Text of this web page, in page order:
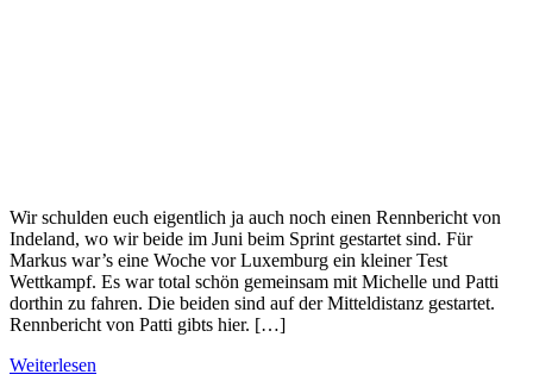
Wir schulden euch eigentlich ja auch noch einen Rennbericht von
Indeland, wo wir beide im Juni beim Sprint gestartet sind. Für
Markus war’s eine Woche vor Luxemburg ein kleiner Test
Wettkampf. Es war total schön gemeinsam mit Michelle und Patti
dorthin zu fahren. Die beiden sind auf der Mitteldistanz gestartet.
Rennbericht von Patti gibts hier. […]
Weiterlesen